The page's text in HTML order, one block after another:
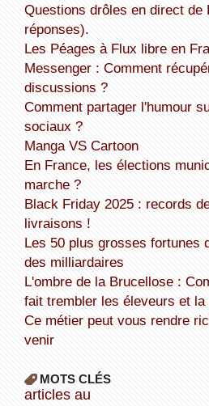
Questions drôles en direct de Facebook (avec les
réponses).
Les Péages à Flux libre en
Messenger : Comment récupérer et lire toutes les
discussions ?
Comment partager l'humour sur les réseaux
sociaux ?
Manga VS Cartoon
En France, les élections municipales : comment ça
marche ?
Black Friday 2025 : records de ventes, chaos de
livraisons !
Les 50 plus grosses fortunes de France sont tous
des milliardaires
L'ombre de la Brucellose : Comment une bactérie
fait trembler les éleveurs et la
Ce métier peut vous rendre riche dans les années à
venir
MOTS CLÉS
articles au